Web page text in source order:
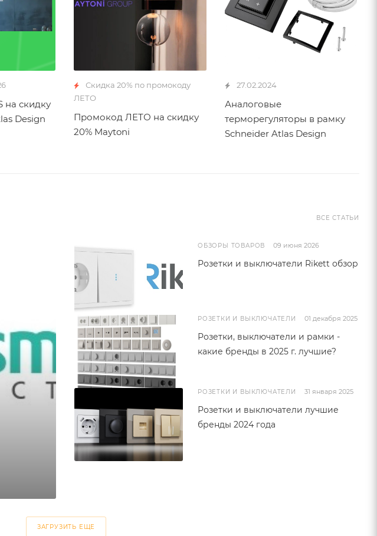
на скидку
Design
Скидка 20% по промокоду
ЛЕТО
Промокод ЛЕТО на скидку
20% Maytoni
27.02.2024
Аналоговые
терморегуляторы в рамку
Schneider Atlas Design
ВСЕ СТАТЬИ
ОБЗОРЫ ТОВАРОВ 09 июня 2026
Розетки и выключатели Rikett обзор
РОЗЕТКИ И ВЫКЛЮЧАТЕЛИ 01 декабря 2025
Розетки, выключатели и рамки -
какие бренды в 2025 г. лучшие?
РОЗЕТКИ И ВЫКЛЮЧАТЕЛИ 31 января 2025
Розетки и выключатели лучшие
бренды 2024 года
ЗАГРУЗИТЬ ЕЩЕ